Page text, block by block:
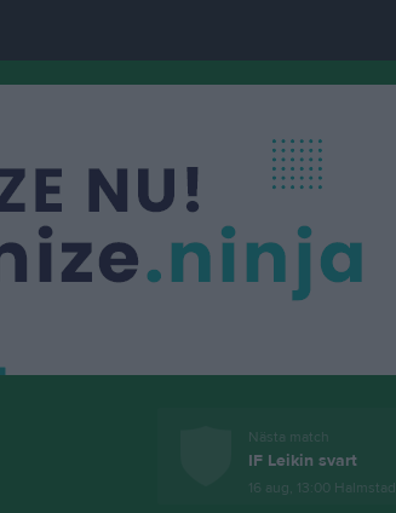
Nästa match
IF Leikin svart
16 aug, 13:00